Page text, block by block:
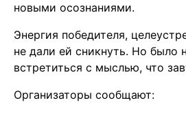
новыми осознаниями.
Энергия победителя,
не дали ей сникнуть. Но было
встретиться с мыслью, что
Организаторы сообщают: